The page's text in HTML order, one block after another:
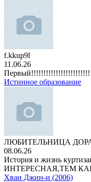
f.kkup9l
11.06.26
Истинное образование
ЛЮБИТЕЛЬНИЦА
08.06.26
История и жизнь
ИНТЕРЕСНАЯ,ТЕМ
Хван Джин-и (2006)